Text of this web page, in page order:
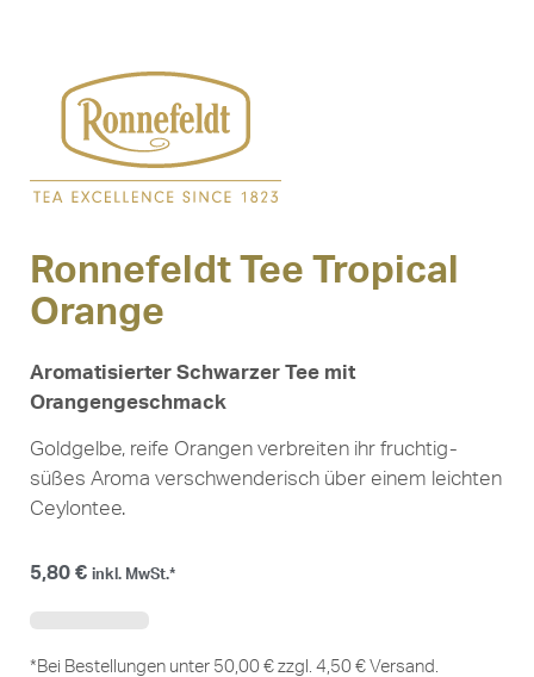
Ronnefeldt Tee Tropical
Orange
Aromatisierter Schwarzer Tee mit
Orangengeschmack
Goldgelbe, reife Orangen verbreiten ihr fruchtig-
süßes Aroma verschwenderisch über einem leichten
Ceylontee.
5,80 € inkl. MwSt.*
*Bei Bestellungen unter 50,00 € zzgl. 4,50 € Versand.